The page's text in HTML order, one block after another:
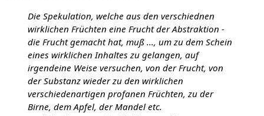
Die Spekulation, welche aus den verschiednen
wirklichen Früchten eine Frucht der Abstraktion -
die Frucht gemacht hat, muß ..., um zu dem Schein
eines wirklichen Inhaltes zu gelangen, auf
irgendeine Weise versuchen, von der Frucht, von
der Substanz wieder zu den wirklichen
verschiedenartigen profanen Früchten, zu der
Birne, dem Apfel, der Mandel etc.